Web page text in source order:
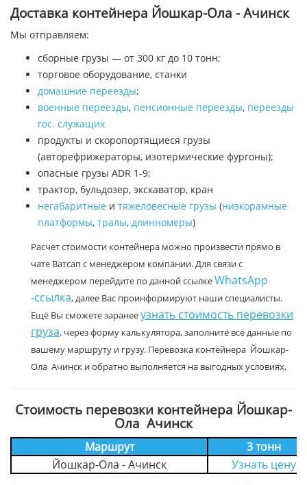
Доставка контейнера Йошкар-Ола - Ачинск
Мы отправляем:
сборные грузы — от 300 кг до 10 тонн;
торговое оборудование, станки
домашние переезды;
военные переезды, пенсионные переезды, переезды
гос. служащих
продукты и скоропортящиеся грузы
(авторефрижераторы, изотермические фургоны);
опасные грузы ADR 1-9;
трактор, бульдозер, экскаватор, кран
негабаритные и тяжеловесные грузы (низкорамные
платформы, тралы, длинномеры)
Расчет стоимости контейнера можно произвести прямо в
чате Ватсап с менеджером компании. Для связи с
менеджером перейдите по данной ссылкеWhatsApp
-ссылка, далее Вас проинформируют наши специалисты.
Ещё Вы сможете заранееузнать стоимость перевозки
груза. через форму калькулятора, заполните все данные по
вашему маршруту и грузу. Перевозка контейнера Йошкар-
Ола Ачинск и обратно выполняется на выгодных условиях.
Стоимость перевозки контейнера Йошкар-
Ола Ачинск
Маршрут
3 тонн
Йошкар-Ола - Ачинск
Узнать цену